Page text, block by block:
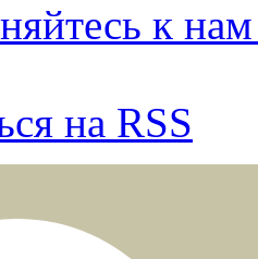
к
на RSS